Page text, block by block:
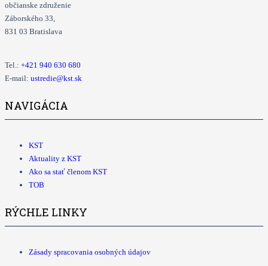
občianske združenie
Záborského 33,
831 03 Bratislava
Tel.: +421 940 630 680
E-mail: ustredie@kst.sk
NAVIGÁCIA
KST
Aktuality z KST
Ako sa stať členom KST
TOB
RÝCHLE LINKY
Zásady spracovania osobných údajov